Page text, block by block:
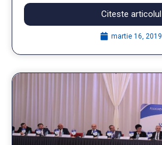
...
Citeste articolul
martie 16, 2019